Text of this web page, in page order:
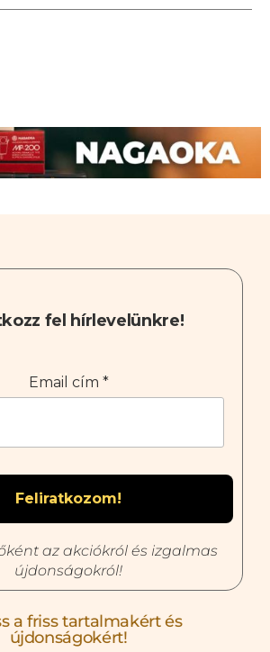
fel hírlevelünkre!
Email cím *
az akciókról és izgalmas
újdonságokról!
a friss tartalmakért és
újdonságokért!